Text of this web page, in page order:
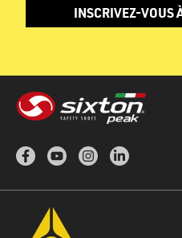
INSCRIVEZ-VOUS